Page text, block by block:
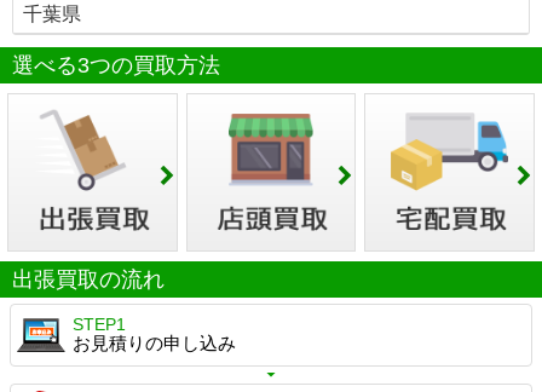
千葉県
選べる3つの買取方法
出張買取の流れ
STEP1
お見積りの申し込み